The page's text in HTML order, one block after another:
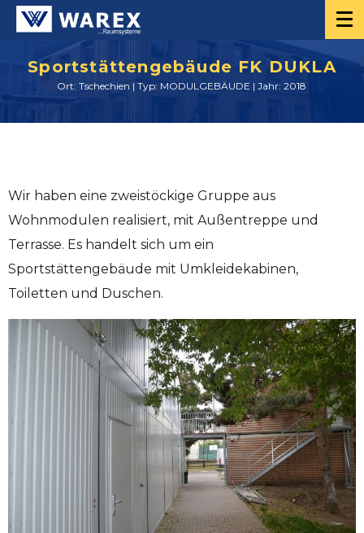
Sportstättengebäude FK DUKLA
Ort: Tschechien | Typ: MODULGEBÄUDE | Jahr: 2018
Wir haben eine zweistöckige Gruppe aus
Wohnmodulen realisiert, mit Außentreppe und
Terrasse. Es handelt sich um ein
Sportstättengebäude mit Umkleidekabinen,
Toiletten und Duschen.